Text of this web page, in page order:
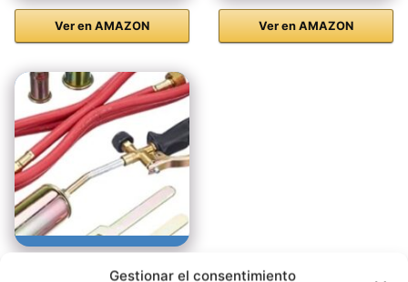
Gestionar el consentimiento
Ver en AMAZON Ver en AMAZON
Ver en AMAZON